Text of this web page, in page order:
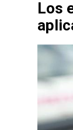
Los